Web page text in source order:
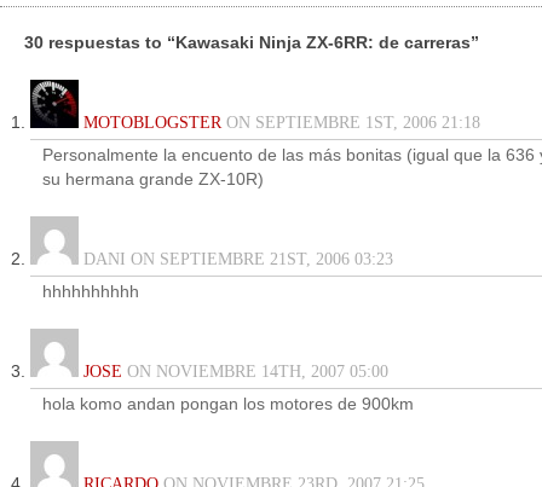
30 respuestas to “Kawasaki Ninja ZX-6RR: de carreras”
MOTOBLOGSTERON SEPTIEMBRE 1ST, 2006 21:18
Personalmente la encuento de las más bonitas (igual que la 636
su hermana grande ZX-10R)
DANI ON SEPTIEMBRE 21ST, 2006 03:23
hhhhhhhhhh
JOSE ON NOVIEMBRE 14TH, 2007 05:00
hola komo andan pongan los motores de 900km